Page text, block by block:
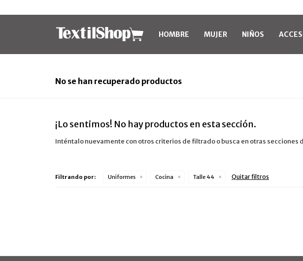
HOMBRE MUJER NIÑOS
No se han recuperado productos
¡Lo sentimos! No hay productos en esta sección.
Inténtalo nuevamente con otros criterios de filtrado o busca en otras secciones
Filtrando por: Uniformes Cocina Talle 44 Quitar filtros